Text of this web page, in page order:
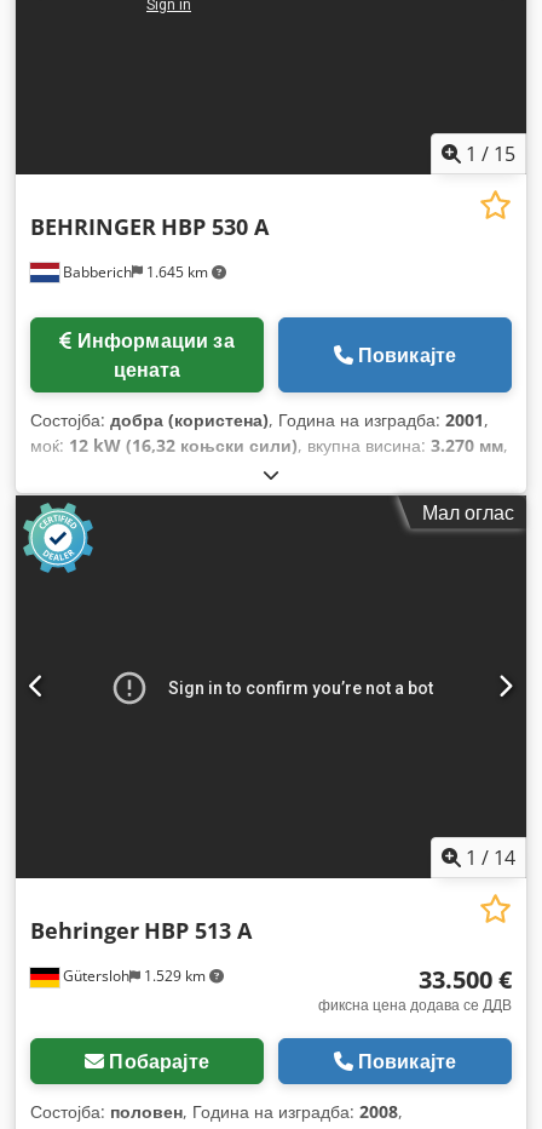
1 / 15
Babberich 1.645 km
BEHRINGER HBP 530 A
цената
Повикајте
Состојба: добра (користена), Година на изградба: 2001,
моќ: 12 kW (16,32 коњски сили), вкупна висина: 3.270 мм,
, вкупна ширина:
вкупна тежина:4.400 кг,
Мал оглас
1 / 14
Gütersloh 1.529 km
Behringer HBP 513 A
33.500 €
фиксна цена додава се ДДВ
Побарајте Повикајте
Состојба: половен, Година на изградба: 2008,